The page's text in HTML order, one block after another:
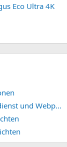
Eco Ultra 4K
Synology DSM 7.2/7.3, Web Station 4, Webdienst und Webportal erstellen (ehemals vHost)